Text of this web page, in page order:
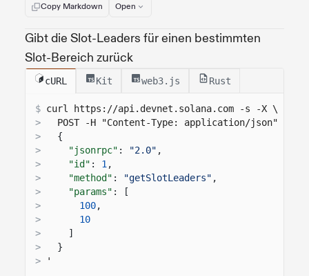
Copy Markdown Open
Gibt die Slot-Leaders für einen bestimmten
Slot-Bereich zurück
cURL Kit web3.js Rust
$ curl https://api.devnet.solana.com -s -X \
>
POST -H "Content-Type: application/json" -d
>
{
>
"jsonrpc" : "2.0" ,
>
"id" : 1 ,
>
"method" : "getSlotLeaders" ,
>
"params" : [
>
100,
>
10
>
]
>
}
>
'